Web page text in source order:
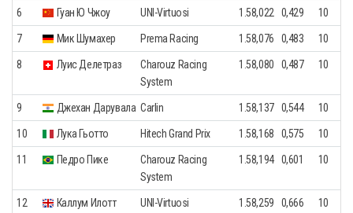
6 Гуан Ю Чжоу UNI-Virtuosi 1.58,022 0,429 10
7 Мик Шумахер Prema Racing 1.58,076 0,483 10
8 Луис Делетраз
Charouz Racing
System
1.58,080 0,487 10
9 Джехан Дарувала Carlin 1.58,137 0,544 10
10 Лука Гьотто Hitech Grand Prix 1.58,168 0,575 10
11 Педро Пике
Charouz Racing
System
1.58,194 0,601 10
12 Каллум Илотт UNI-Virtuosi 1.58,259 0,666 10